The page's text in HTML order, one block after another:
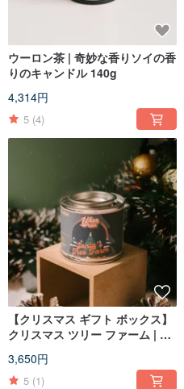
ウーロン茶 | 奇妙な香りソイの香
りのキャンドル 140g
4,314円
5 (4)
【クリスマス ギフト ボックス】
クリスマス ツリー ファーム | 異
ル 90g
3,650円
5 (1)